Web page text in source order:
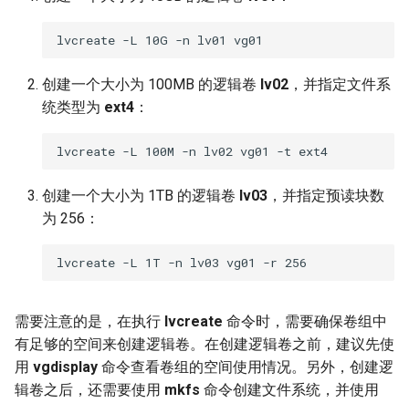
创建一个大小为 100MB 的逻辑卷 lv02 ，并指定文件系
统类型为 ext4 ：
创建一个大小为 1TB 的逻辑卷 lv03 ，并指定预读块数
为 256：
需要注意的是，在执行 lvcreate 命令时，需要确保卷组中
有足够的空间来创建逻辑卷。在创建逻辑卷之前，建议先使
用 vgdisplay 命令查看卷组的空间使用情况。另外，创建逻
辑卷之后，还需要使用 mkfs 命令创建文件系统，并使用